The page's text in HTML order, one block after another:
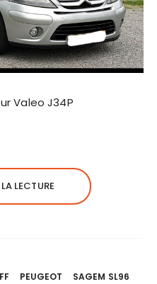
Valeo J34P
LECTURE
PEUGEOT
SAGEM SL96